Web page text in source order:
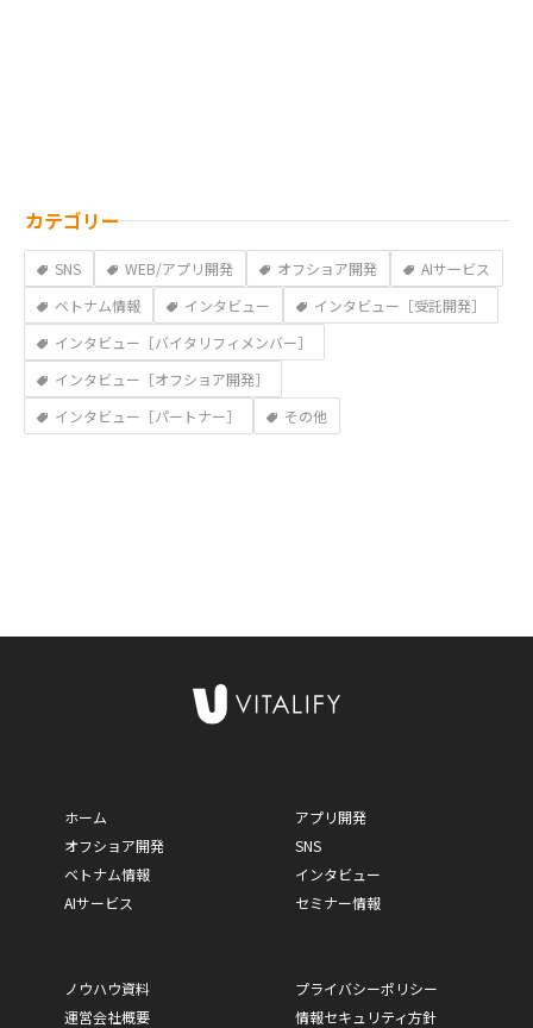
カテゴリー
SNS WEB/アプリ開発 オフショア開発
AIサービス
ベトナム情報
インタビュー
インタビュー［受託開発］
インタビュー［バイタリフィメンバー］
インタビュー［オフショア開発］
インタビュー［パートナー］
その他
ホーム
オフショア開発
ベトナム情報
AIサービス
アプリ開発
SNS
インタビュー
セミナー情報
ノウハウ資料
運営会社概要
プライバシーポリシー
情報セキュリティ方針